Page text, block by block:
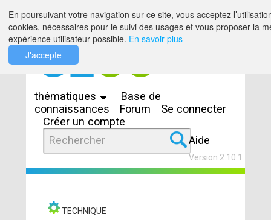
thématiques
Base de
connaissances
Forum
Se connecter
Créer un compte
Aide
Version 2.10.1
TECHNIQUE
En poursuivant votre navigation sur ce site, vous acceptez
cookies, nécessaires pour le suivi des usages et vous proposer la
expérience utilisateur possible. En savoir plus
J'accepte